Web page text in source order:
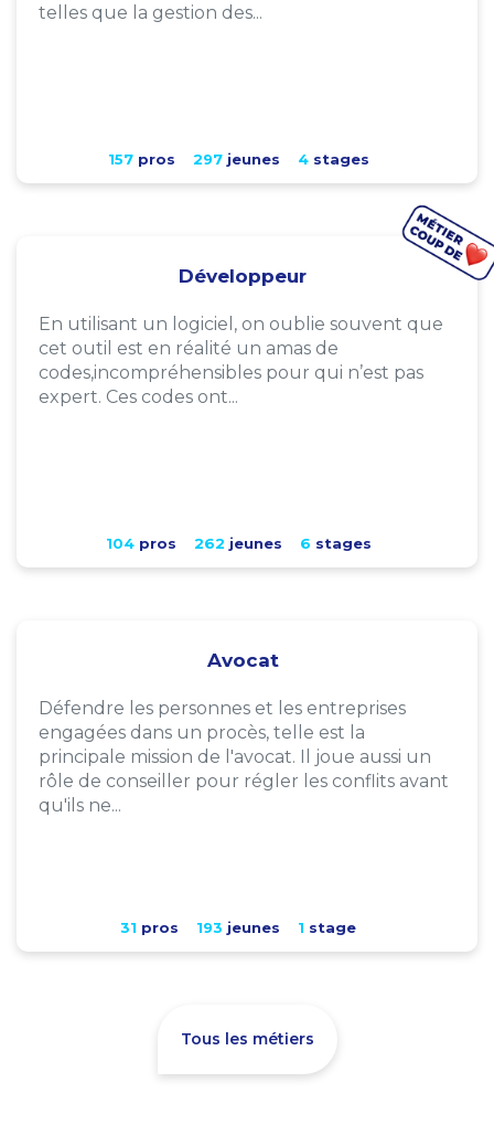
telles que la gestion des...
157pros 297jeunes 4stages
Développeur
En utilisant un logiciel, on oublie souvent que
cet outil est en réalité un amas de
codes,incompréhensibles pour qui n’est pas
expert. Ces codes ont...
104pros 262 jeunes 6 stages
Avocat
Défendre les personnes et les entreprises
engagées dans un procès, telle est la
principale mission de l'avocat. Il joue aussi un
rôle de conseiller pour régler les conflits avant
qu'ils ne...
31 pros 193 jeunes 1 stage
Tous les métiers